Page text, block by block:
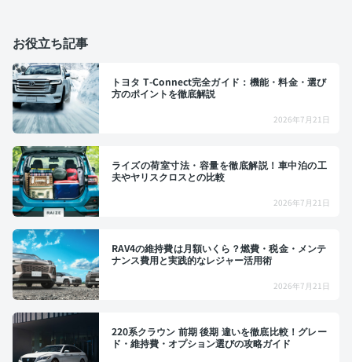
お役立ち記事
トヨタ T-Connect完全ガイド：機能・料金・選び
方のポイントを徹底解説
2026年7月21日
ライズの荷室寸法・容量を徹底解説！車中泊の工
夫やヤリスクロスとの比較
2026年7月21日
RAV4の維持費は月額いくら？燃費・税金・メンテ
ナンス費用と実践的なレジャー活用術
2026年7月21日
220系クラウン 前期 後期 違いを徹底比較！グレー
ド・維持費・オプション選びの攻略ガイド